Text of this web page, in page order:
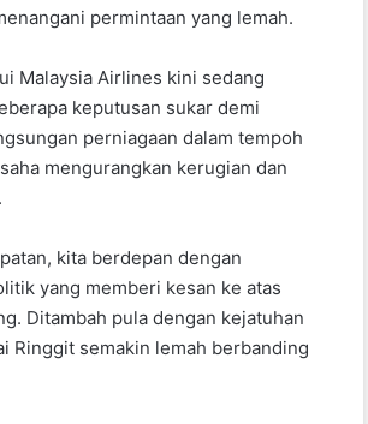
permintaan yang lemah.
Malaysia Airlines kini sedang
keputusan sukar demi
perniagaan dalam tempoh
mengurangkan kerugian dan
kita berdepan dengan
yang memberi kesan ke atas
Ditambah pula dengan kejatuhan
Ringgit semakin lemah berbanding